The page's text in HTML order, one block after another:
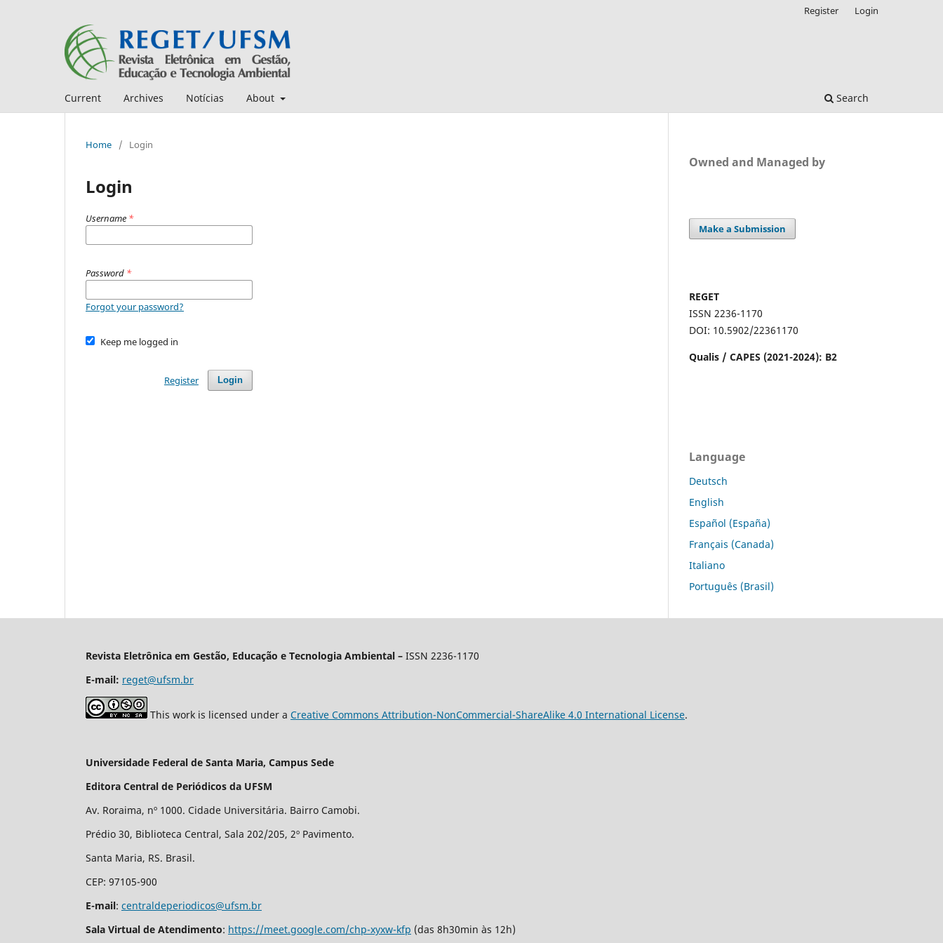
Current Archives Notícias About Search
Register Login
Home / Login
Login
Username *
Password *
Forgot your password?
Keep me logged in
Login
Register
Owned and Managed by
Make a Submission
REGET
ISSN 2236-1170
DOI: 10.5902/22361170
Qualis / CAPES (2021-2024): B2
Language
Deutsch
English
Español (España)
Français (Canada)
Italiano
Português (Brasil)
Revista Eletrônica em Gestão, Educação e Tecnologia Ambiental – ISSN 2236-1170
E-mail: reget@ufsm.br
This work is licensed under a Creative Commons Attribution-NonCommercial-ShareAlike 4.0 International License.
Universidade Federal de Santa Maria, Campus Sede
Editora Central de Periódicos da UFSM
Av. Roraima, nº 1000. Cidade Universitária. Bairro Camobi.
Prédio 30, Biblioteca Central, Sala 202/205, 2º Pavimento.
Santa Maria, RS. Brasil.
CEP: 97105-900
E-mail: centraldeperiodicos@ufsm.br
Sala Virtual de Atendimento: https://meet.google.com/chp-xyxw-kfp (das 8h30min às 12h)